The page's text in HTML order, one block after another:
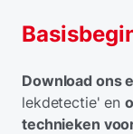
Download ons
lekdetectie' en
technieken